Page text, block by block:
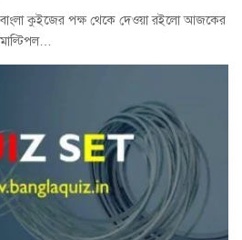
কুইজের পক্ষ থেকে দেওয়া রইলো আজকের
মাল্টিপল…